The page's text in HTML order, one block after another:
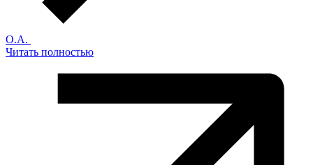
О.А.
Читать полностью